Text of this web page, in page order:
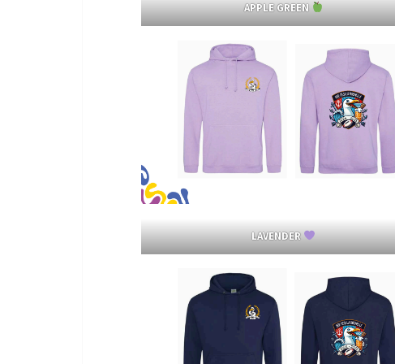
APPLE GREEN
LAVENDER